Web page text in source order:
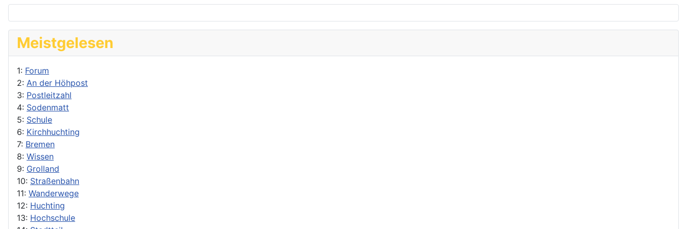
Meistgelesen
1: Forum
2: An der Höhpost
3: Postleitzahl
4: Sodenmatt
5: Schule
6: Kirchhuchting
7: Bremen
8: Wissen
9: Grolland
10: Straßenbahn
11: Wanderwege
12: Huchting
13: Hochschule